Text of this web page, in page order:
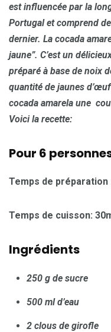
est influencée par la
Portugal et comprend
dernier. La cocada
jaune”. C’est un
préparé à base de noix
quantité de jaunes
cocada amarela une
Voici la recette:
Pour 6
Temps de préparation
Temps de cuisson:
Ingrédients
250 g de sucre
500 ml d’eau
2 clous de girofle